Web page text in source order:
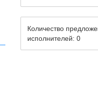
Количество
исполнителей: 0